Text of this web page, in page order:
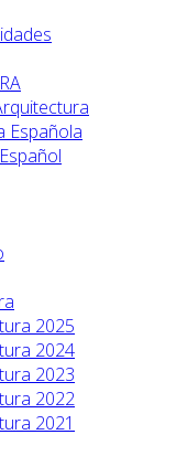
Española
2025
2024
2023
2022
2021